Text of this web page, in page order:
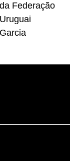
da Federação
Uruguai
Garcia